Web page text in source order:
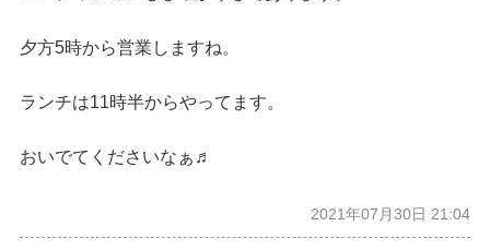
夕方5時から営業しますね。
ランチは11時半からやってます。
おいでてくださいなぁ♬
2021年07月30日 21:04